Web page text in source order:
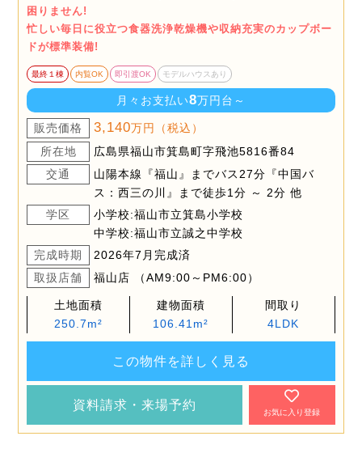
困りません!
忙しい毎日に役立つ食器洗浄乾燥機や収納充実のカップボー
ドが標準装備!
最終１棟 内覧OK 即引渡OK モデルハウスあり
月々お支払い8万円台～
販売価格 3,140万円（税込）
所在地
広島県福山市箕島町字飛池5816番84
交通
山陽本線『福山』までバス27分『中国バ
ス：西三の川』まで徒歩1分 ～ 2分 他
学区
小学校:福山市立箕島小学校
中学校:福山市立誠之中学校
完成時期
2026年7月完成済
取扱店舗
福山店 （AM9:00～PM6:00）
土地面積
250.7m²
建物面積
106.41m²
間取り
4LDK
この物件を詳しく見る
資料請求・来場予約
お気に入り登録